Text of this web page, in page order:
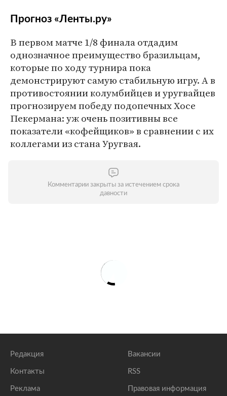
Прогноз «Ленты.ру»
В первом матче 1/8 финала отдадим
однозначное преимущество бразильцам,
которые по ходу турнира пока
демонстрируют самую стабильную игру. А в
противостоянии колумбийцев и уругвайцев
прогнозируем победу подопечных Хосе
Пекермана: уж очень позитивны все
показатели «кофейщиков» в сравнении с их
коллегами из стана Уругвая.
Комментарии закрыты за истечением срока
давности
Редакция
Контакты
Реклама
Вакансии
RSS
Правовая информация